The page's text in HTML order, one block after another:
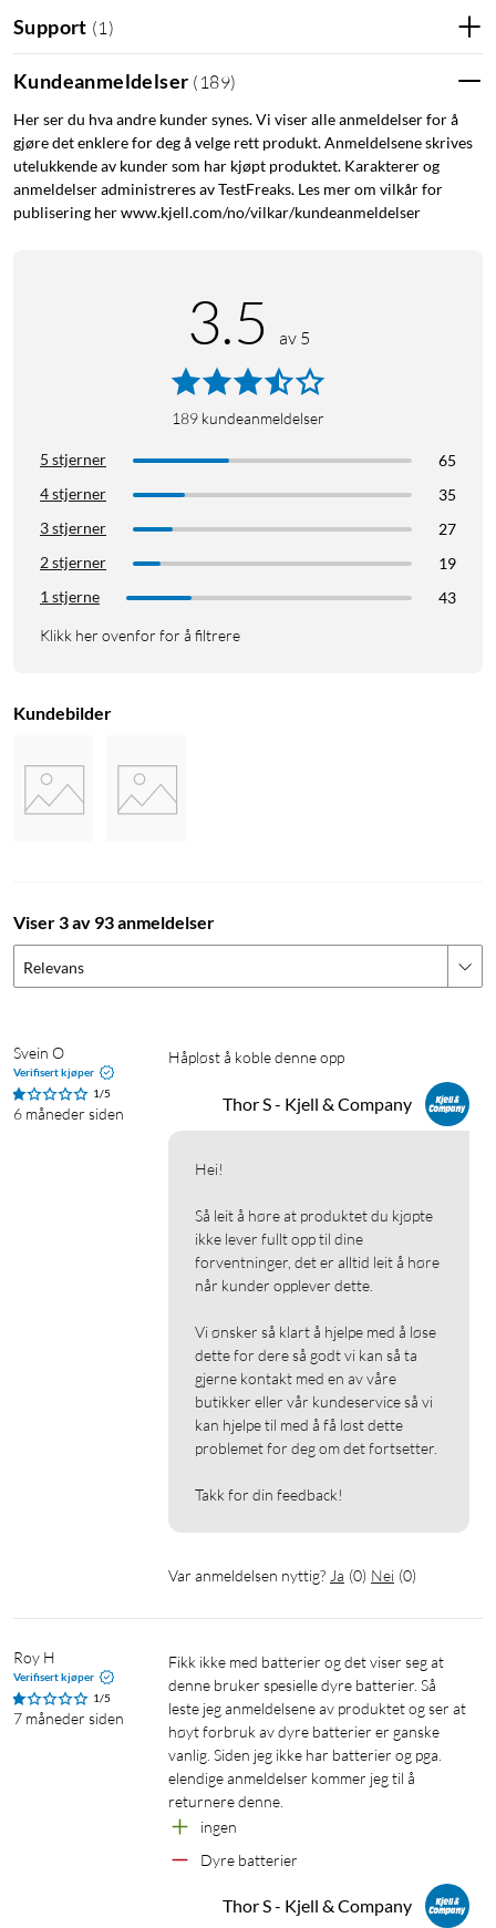
Velegnet for mange bruksmåter
enkel å plassere akkurat der du trenger den. Tåler
temperaturer mellom -10 og +50 °C og kan derfor brukes til å
styre temperaturen i kjøleskapet.
Enkel å integrere
kaldt, eller aktiver luftfukteren ved en forhåndsdefinert
Luftfuktighet: 0-100 % (±5%)
Batterier: CR123A* (3 V) følger ikke med(32206)
Batteritid: opptil 18 måneder
Rekkevidde: Opptil 50 m
Mål: 35x45 mm
Support (1 )
Kundeanmeldelser ( 189)
Her ser du hva andre kunder synes. Vi viser alle anmeldelser for å
gjøre det enklere for deg å velge rett produkt. Anmeldelsene skrives
utelukkende av kunder som har kjøpt produktet. Karakterer og
anmeldelser administreres av TestFreaks. Les mer om vilkår for
publisering her www.kjell.com/no/vilkar/kundeanmeldelser
3.5 av 5
189 kundeanmeldelser
5 stjerner
65
4 stjerner
35
3 stjerner
27
2 stjerner
19
1 stjerne
43
Klikk her ovenfor for å filtrere
Kundebilder
Viser 3 av 93 anmeldelser
Relevans
Svein O
Verifisert kjøper
1/5
6 måneder siden
Håpløst å koble denne opp
Thor S - Kjell & Company
Hei!
Så leit å høre at produktet du kjøpte
ikke lever fullt opp til dine
forventninger, det er alltid leit å høre
når kunder opplever dette.
Vi ønsker så klart å hjelpe med å løse
dette for dere så godt vi kan så ta
gjerne kontakt med en av våre
butikker eller vår kundeservice så vi
kan hjelpe til med å få løst dette
problemet for deg om det fortsetter.
Takk for din feedback!
Var anmeldelsen nyttig? Ja (0) Nei (0)
Roy H
Verifisert kjøper
1/5
7 måneder siden
Fikk ikke med batterier og det viser seg at
denne bruker spesielle dyre batterier. Så
leste jeg anmeldelsene av produktet og ser at
høyt forbruk av dyre batterier er ganske
vanlig. Siden jeg ikke har batterier og pga.
elendige anmeldelser kommer jeg til å
returnere denne.
ingen
Dyre batterier
Thor S - Kjell & Company